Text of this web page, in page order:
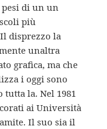
pesi di un un
più
disprezzo la
unaltra
grafica, ma che
i oggi sono
tutta la. Nel 1981
ai Università
Il suo sia il